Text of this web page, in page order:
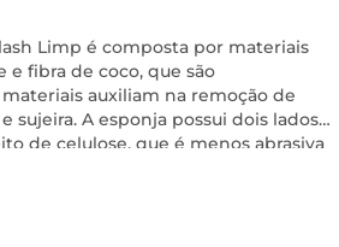
Limp é composta por materiais
e fibra de coco, que são
materiais auxiliam na remoção de
sujeira. A esponja possui dois lados
de celulose, que é menos abrasiva
mais suaves, enquanto o outro